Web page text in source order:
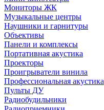
Мониторы ЖК
Музыкальные центры
Наушники и гарнитуры
Объективы
Панели и комплексы
Портативная акустика
Проекторы
Проигрыватели винила
Профессиональная акустика
Пульты ДУ
Радиобудильники